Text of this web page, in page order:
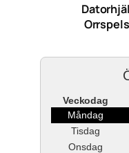
Veckodag
Måndag
Tisdag
Onsdag